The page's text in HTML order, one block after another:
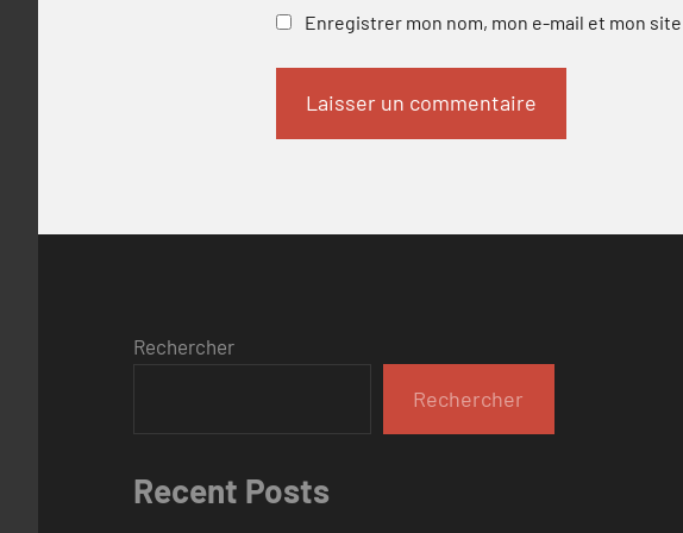
Enregistrer mon nom, mon e-mail et mon
Rechercher
Rechercher
Recent Posts